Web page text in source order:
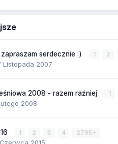
serdecznie :) 1 2
Listopada 2007
2008 - razem raźniej 1
2008
1 2 3 4 2795